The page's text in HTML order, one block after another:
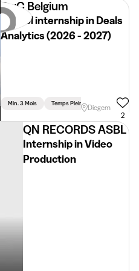
PwC Belgium
School internship in Deals
Analytics (2026 - 2027)
Min. 3 Mois Temps Plein
Diegem
2
QN RECORDS ASBL
Internship in Video
Production